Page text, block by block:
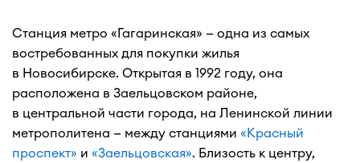
Станция метро «Гагаринская» — одна из самых
востребованных для покупки жилья
в Новосибирске. Открытая в 1992 году, она
расположена в Заельцовском районе,
в центральной части города, на Ленинской линии
метрополитена — между станциями «Красный
проспект» и «Заельцовская». Близость к центру,